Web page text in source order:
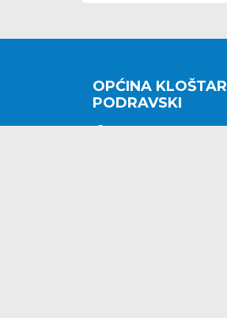
OPĆINA KLOŠTAR
PODRAVSKI